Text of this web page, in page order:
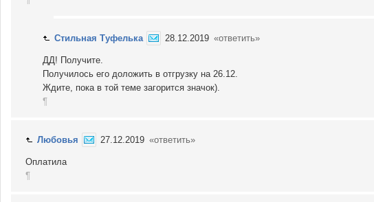
Стильная Туфелька 28.12.2019 «ответить»
ДД! Получите.
Получилось его доложить в отгрузку на 26.12.
Ждите, пока в той теме загорится значок).
¶
Любовья 27.12.2019 «ответить»
Оплатила
¶